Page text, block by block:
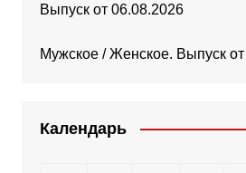
Выпуск от 06.08.2026
Мужское / Женское. Выпуск
Календарь